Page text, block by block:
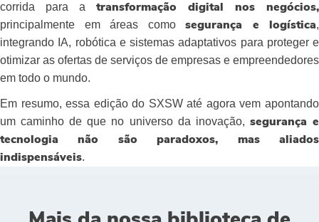
corrida para a transformação digital nos negócios,
principalmente em áreas como segurança e logística,
integrando IA, robótica e sistemas adaptativos para proteger e
otimizar as ofertas de serviços de empresas e empreendedores
em todo o mundo.
Em resumo, essa edição do SXSW até agora vem apontando
um caminho de que no universo da inovação, segurança e
tecnologia não são paradoxos, mas aliados
indispensáveis.